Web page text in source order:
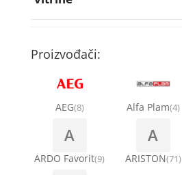
Ručice za vrata za veš mašinu
Šarke za veš mašine
Točkići za sudo mašine
Kompresori za klima uređaje
Kondenz creva
Nosači za klimu
Proizvođači:
AEG(8) Alfa Plam(4)
A
ARDO Favorit(9)
A
ARISTON(71)